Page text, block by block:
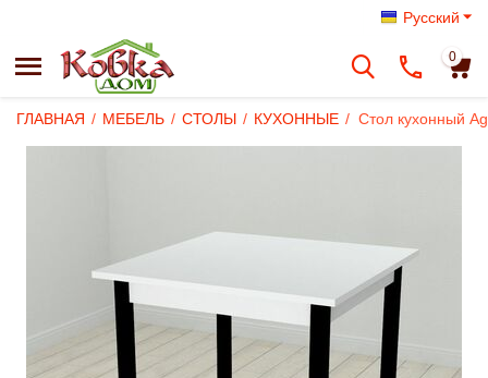
Русский
0
ГЛАВНАЯ / МЕБЕЛЬ / СТОЛЫ / КУХОННЫЕ / Стол кухонный